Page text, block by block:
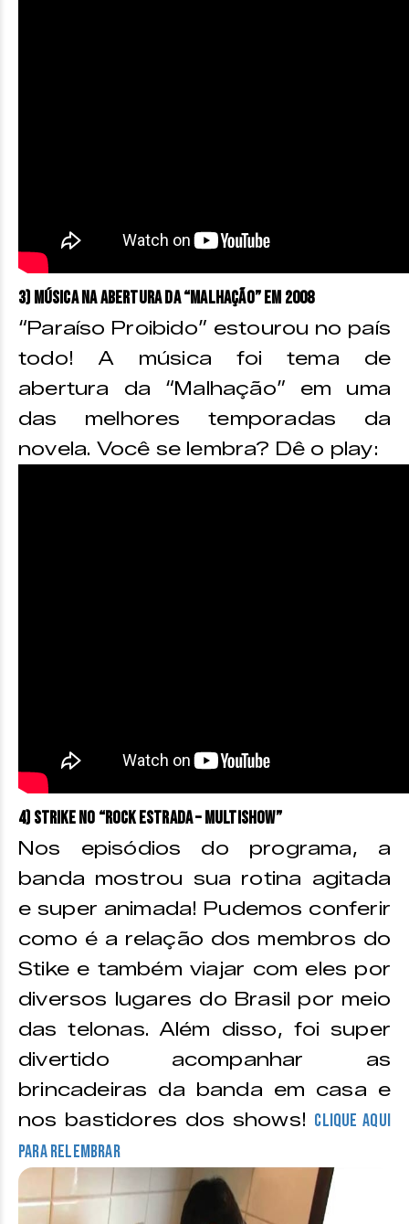
3) Música na abertura da “Malhação” em 2008
“Paraíso Proibido” estourou no país
todo! A música foi tema de
abertura da “Malhação” em uma
das melhores temporadas da
novela. Você se lembra? Dê o play:
4) Strike no “Rock Estrada – Multishow”
Nos episódios do programa, a
banda mostrou sua rotina agitada
e super animada! Pudemos conferir
como é a relação dos membros do
Stike e também viajar com eles por
diversos lugares do Brasil por meio
das telonas. Além disso, foi super
divertido acompanhar as
brincadeiras da banda em casa e
nos bastidores dos shows! Clique aqui
para relembrar